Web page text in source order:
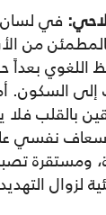
في لسان
من
بعداً
إلى
بالقلب فلا
نفسي
لزوال